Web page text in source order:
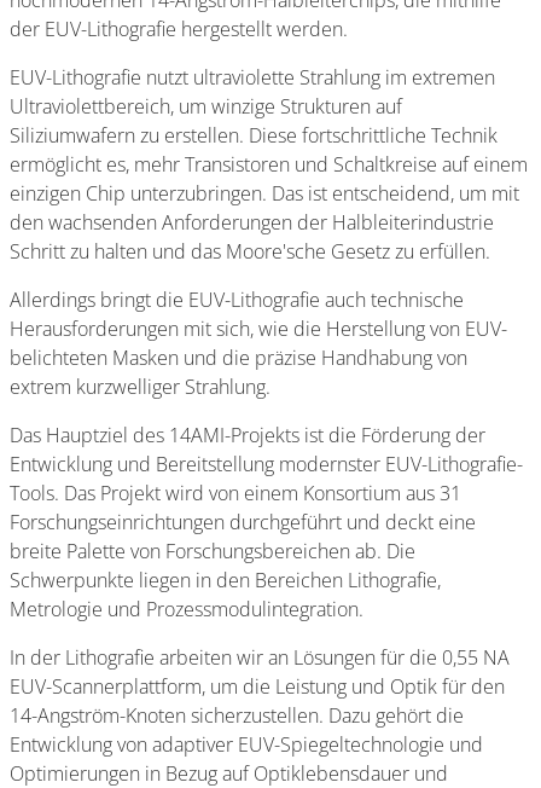
der EUV-Lithografie hergestellt werden.
EUV-Lithografie nutzt ultraviolette Strahlung im extremen
Ultraviolettbereich, um winzige Strukturen auf
Siliziumwafern zu erstellen. Diese fortschrittliche Technik
ermöglicht es, mehr Transistoren und Schaltkreise auf einem
einzigen Chip unterzubringen. Das ist entscheidend, um mit
den wachsenden Anforderungen der Halbleiterindustrie
Schritt zu halten und das Moore'sche Gesetz zu erfüllen.
Allerdings bringt die EUV-Lithografie auch technische
Herausforderungen mit sich, wie die Herstellung von EUV-
belichteten Masken und die präzise Handhabung von
extrem kurzwelliger Strahlung.
Das Hauptziel des 14AMI-Projekts ist die Förderung der
Entwicklung und Bereitstellung modernster EUV-Lithografie-
Tools. Das Projekt wird von einem Konsortium aus 31
Forschungseinrichtungen durchgeführt und deckt eine
breite Palette von Forschungsbereichen ab. Die
Schwerpunkte liegen in den Bereichen Lithografie,
Metrologie und Prozessmodulintegration.
In der Lithografie arbeiten wir an Lösungen für die 0,55 NA
EUV-Scannerplattform, um die Leistung und Optik für den
14-Angström-Knoten sicherzustellen. Dazu gehört die
Entwicklung von adaptiver EUV-Spiegeltechnologie und
Optimierungen in Bezug auf Optiklebensdauer und